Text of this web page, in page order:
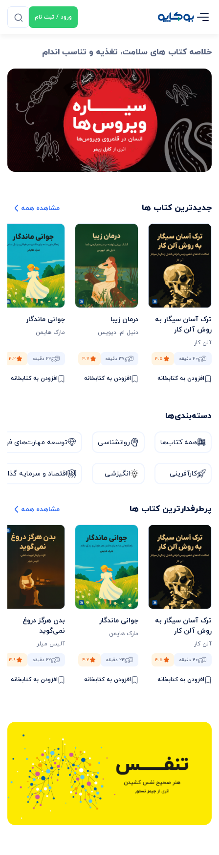
ورود / ثبت نام
خلاصه کتاب‌ های سلامت، تغذیه و تناسب اندام
جدیدترین کتاب ها مشاهده‌ همه
ترک آسان سیگار به
روش آلن کار
آلن کار
۴۰ دقیقه ۴.۵
افزودن به کتابخانه
درمان زیبا
دنیل ام. دیویس
۳۷ دقیقه ۳.۷
افزودن به کتابخانه
جوانی ماندگار
مارک هایمن
۲۳ دقیقه ۴.۲
افزودن به کتابخانه
دسته‌بندی‌ها
همه‌ کتاب‌ها
کارآفرینی
روانشناسی
انگیزشی
توسعه مهارت‌های
اقتصاد و سرمایه گذاری
پرطرفدارترین کتاب ها مشاهده‌ همه
ترک آسان سیگار به
روش آلن کار
آلن کار
۴۰ دقیقه ۴.۵
افزودن به کتابخانه
جوانی ماندگار
مارک هایمن
۲۳ دقیقه ۴.۲
افزودن به کتابخانه
بدن هرگز دروغ
نمی‌گوید
آلیس میلر
۲۲ دقیقه ۳.۹
افزودن به کتابخانه